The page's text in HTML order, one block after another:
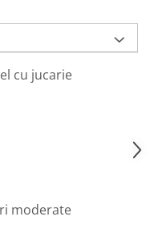
cu jucarie
moderate